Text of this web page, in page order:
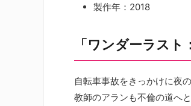
製作年：2018
「ワンダーラス
自転車事故をきっかけに夜
教師のアランも不倫の道へ